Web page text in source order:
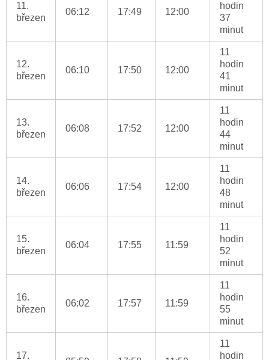
11.
březen
06:12 17:49 12:00
hodin
37
minut
12.
březen
06:10 17:50 12:00
11
hodin
41
minut
13.
březen
06:08 17:52 12:00
11
hodin
44
minut
14.
březen
06:06 17:54 12:00
11
hodin
48
minut
15.
březen
06:04 17:55 11:59
11
hodin
52
minut
16.
březen
06:02 17:57 11:59
11
hodin
55
minut
17.
11
hodin